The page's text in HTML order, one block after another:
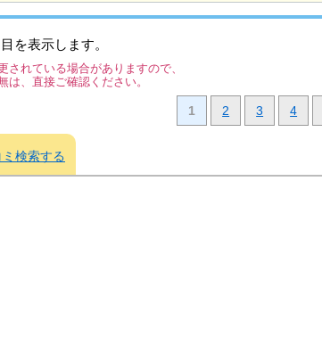
を表示します。
れている場合がありますので、
、直接ご確認ください。
1 2 3 4
ミ検索する